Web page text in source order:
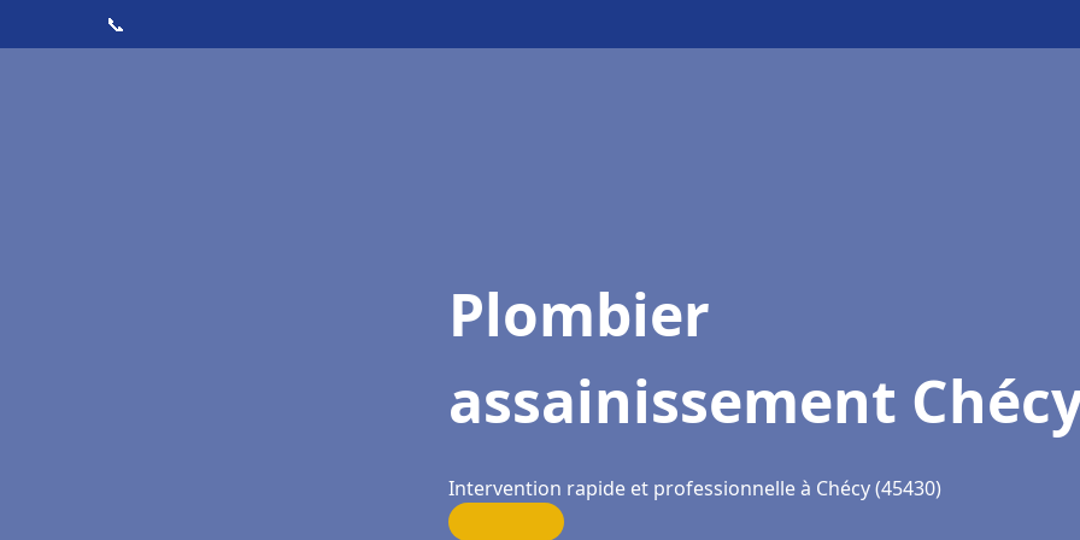
📞
Plombier
assainissement
Intervention rapide et professionnelle à Chécy (45430)